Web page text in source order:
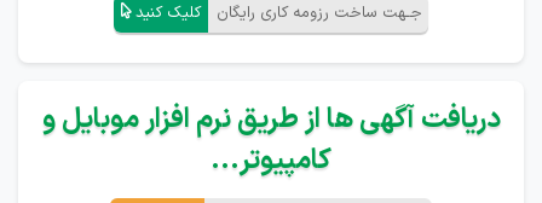
جـهت ساخت رزومه کاری رایگان کلیک کنید
دریافت آگهی ها از طریق نرم افزار موبایل و
کامپیوتر...